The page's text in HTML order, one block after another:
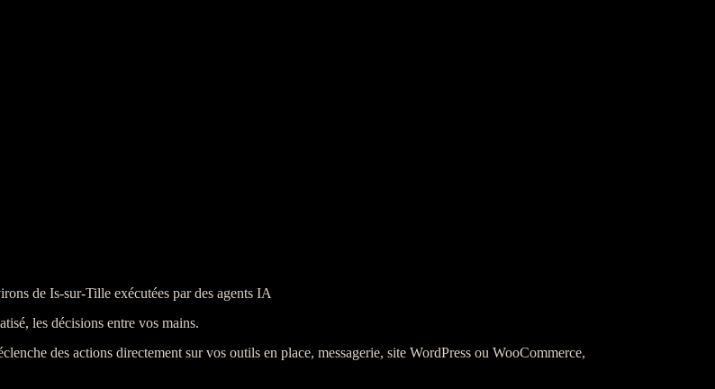
de Is-sur-Tille exécutées par des agents IA
les décisions entre vos mains.
des actions directement sur vos outils en place, messagerie, site WordPress ou WooCommerce,